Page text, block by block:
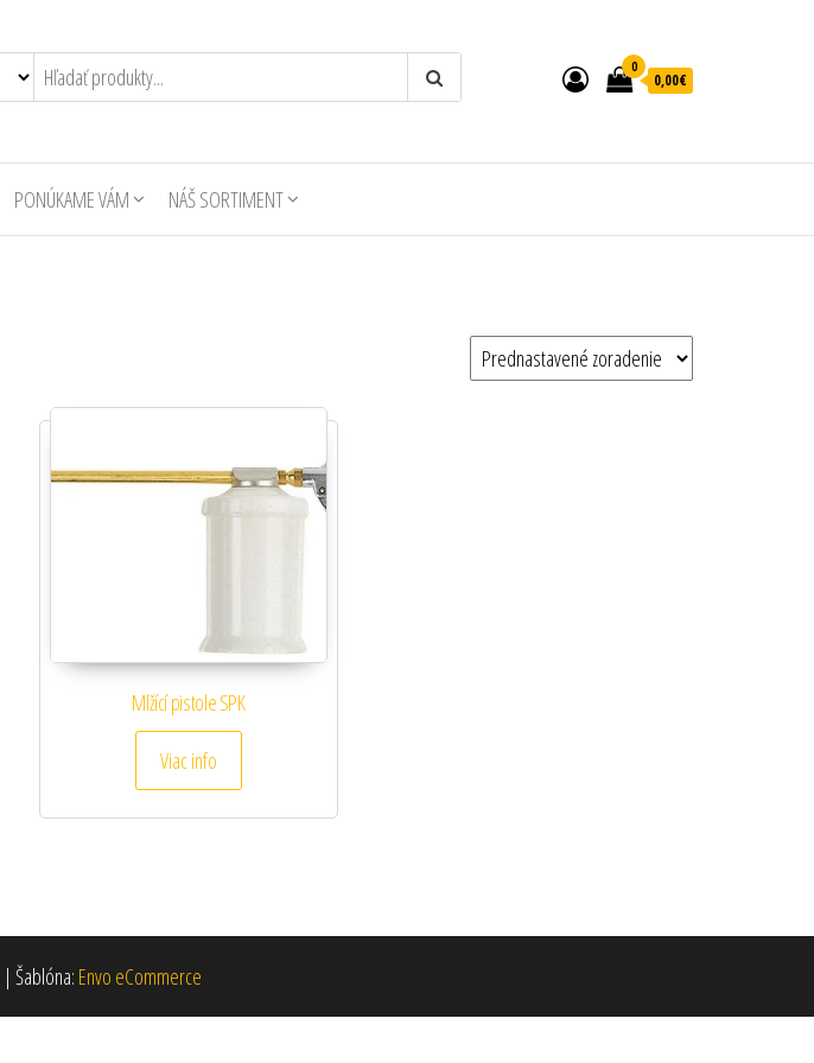
0
0,00€
PONÚKAME VÁM NÁŠ SORTIMENT
Mlžící pistole SPK
Viac info
| Šablóna: Envo eCommerce